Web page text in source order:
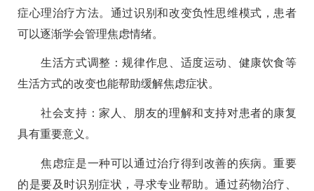
症心理治疗方法。通过识别和改变负性思维模式，患者
可以逐渐学会管理焦虑情绪。
生活方式调整：规律作息、适度运动、健康饮食等
生活方式的改变也能帮助缓解焦虑症状。
社会支持：家人、朋友的理解和支持对患者的康复
具有重要意义。
焦虑症是一种可以通过治疗得到改善的疾病。重要
的是要及时识别症状，寻求专业帮助。通过药物治疗、